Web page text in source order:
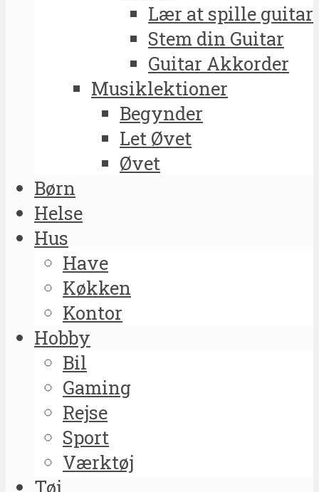
Lær at spille guitar
Stem din Guitar
Guitar Akkorder
Musiklektioner
Begynder
Let Øvet
Øvet
Børn
Helse
Hus
Have
Køkken
Kontor
Hobby
Bil
Gaming
Rejse
Sport
Værktøj
Tøj